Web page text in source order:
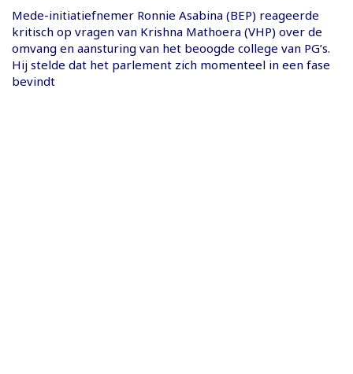
Mede-initiatiefnemer Ronnie Asabina (BEP) reageerde
kritisch op vragen van Krishna Mathoera (VHP) over de
omvang en aansturing van het beoogde college van PG’s.
Hij stelde dat het parlement zich momenteel in een fase
bevindt